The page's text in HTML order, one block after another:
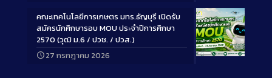
Long
คณะเทคโนโลยีการเกษตร มทร.ธัญบุรี เปิดรับ
สมัครนักศึกษารอบ MOU ประจำปีการศึกษา
2570 (วุฒิ ม.6 / ปวช. / ปวส.)
27 กรกฎาคม 2026